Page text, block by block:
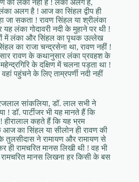
की लंका नहीं है ! लंका अलग है,
अलग है ! आज का सिंहल द्वीप ही
जा सकता ! रावण सिंहल या श्रीलंका
लंका गोदावरी नदी के मुहाने पर थी !
में लंका और सिंहल का पृथक उल्लेख
का राजा चन्द्रसेना था, रावण नहीं !
रावण के कथानुसार लंका प्रवहश के
के दक्षिण में चलना पड़ता था !
पहुंचने के लिए ताम्रपर्णी नदी नहीं
सांकलिया, डॉ. लाल सभी ने
! डॉ. पार्टीजर भी यह मानते हैं कि
हीरालाल कहते हैं कि यह भ्रम
का सिंहल या सीलोन ही रावण की
तुलसीदास ने रामायण और रामायण से
ही रामचरित मानस लिखी थी ! वह भी
रामचरित मानस लिखना हर किसी के बस